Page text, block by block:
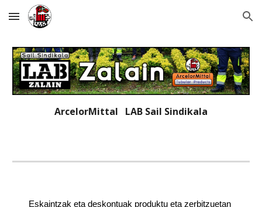
Skip to main content Skip to navigation
ArcelorMittal   LAB Sail Sindikala
Eskaintzak eta deskontuak produktu eta zerbitzuetan